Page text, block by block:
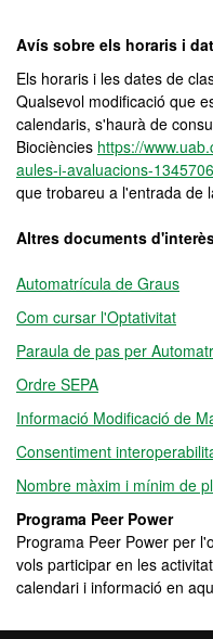
Avís sobre els horaris i
Els horaris i les dates de
Qualsevol modificació que
calendaris, s'haurà de
Biociències https://
aules-i-avaluacions-
que trobareu a l'entrada de
Altres documents
Automatrícula de Graus
Com cursar l'Optativitat
Paraula de pas per
Ordre SEPA
Informació Modificació de
Consentiment
Nombre màxim i mínim de
Programa Peer Power
Programa Peer Power per
vols participar en les
calendari i informació en